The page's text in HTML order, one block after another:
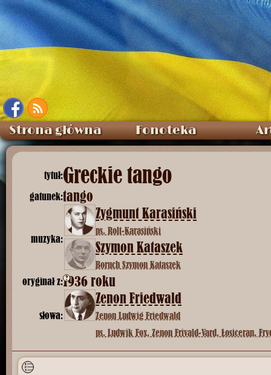
Strona główna Fonoteka
tytuł:Greckie tango
gatunek:tango
muzyka:
Zygmunt Karasiński
ps. Rolt-Karasiński
Szymon Kataszek
Boruch Szymon Kataszek
oryginał z: ?
1936 roku
słowa:
Zenon Friedwald
Zenon Ludwig Friedwald
ps. Ludwik Fox, Zenon Frivald-Vard, Łosiceran,